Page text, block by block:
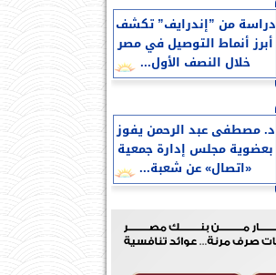
دراسة من ”إندرايف” تكشف
أبرز أنماط التوصيل في مصر
خلال النصف الأول...
د. مصطفى عبد الرحمن يفوز
بعضوية مجلس إدارة جمعية
«اتصال» عن شعبة...